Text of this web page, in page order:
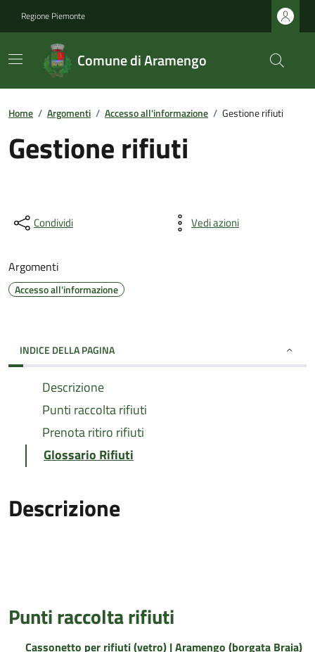
Regione Piemonte
Comune di Aramengo
Home / Argomenti / Accesso all'informazione / Gestione rifiuti
Gestione rifiuti
Condividi Vedi azioni
Argomenti
Accesso all'informazione
INDICE DELLA PAGINA
Descrizione
Punti raccolta rifiuti
Prenota ritiro rifiuti
Glossario Rifiuti
Descrizione
Punti raccolta rifiuti
Cassonetto per rifiuti (vetro) | Aramengo (borgata Braia)